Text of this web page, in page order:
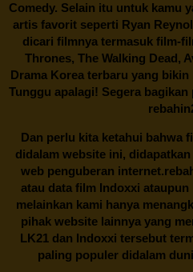
Comedy. Selain itu untuk kamu
artis favorit seperti Ryan
dicari filmnya termasuk film-
Thrones, The Walking Dead,
Drama Korea terbaru yang
Tunggu apalagi! Segera
Dan perlu kita ketahui bahwa
didalam website ini,
web penguberan internet.
atau data film Indoxxi
melainkan kami hanya
pihak website lainnya yang
LK21 dan Indoxxi tersebut
paling populer didalam